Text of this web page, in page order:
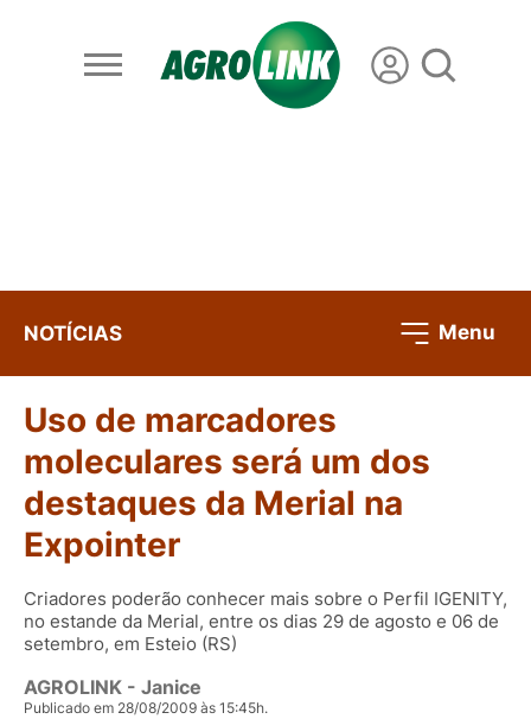
NOTÍCIAS Menu
Uso de marcadores
moleculares será um dos
destaques da Merial na
Expointer
Criadores poderão conhecer mais sobre o Perfil IGENITY,
no estande da Merial, entre os dias 29 de agosto e 06 de
setembro, em Esteio (RS)
AGROLINK - Janice
Publicado em 28/08/2009 às 15:45h.